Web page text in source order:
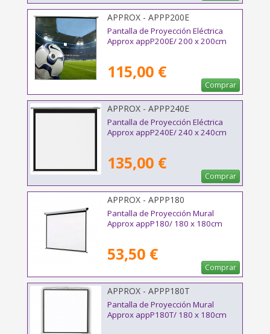
APPROX - APPP200E
Pantalla de Proyección Eléctrica
Approx appP200E/ 200 x 200cm
115,00 €
Comprar
APPROX - APPP240E
Pantalla de Proyección Eléctrica
Approx appP240E/ 240 x 240cm
135,00 €
Comprar
APPROX - APPP180
Pantalla de Proyección Mural
Approx appP180/ 180 x 180cm
53,50 €
Comprar
APPROX - APPP180T
Pantalla de Proyección Mural
Approx appP180T/ 180 x 180cm